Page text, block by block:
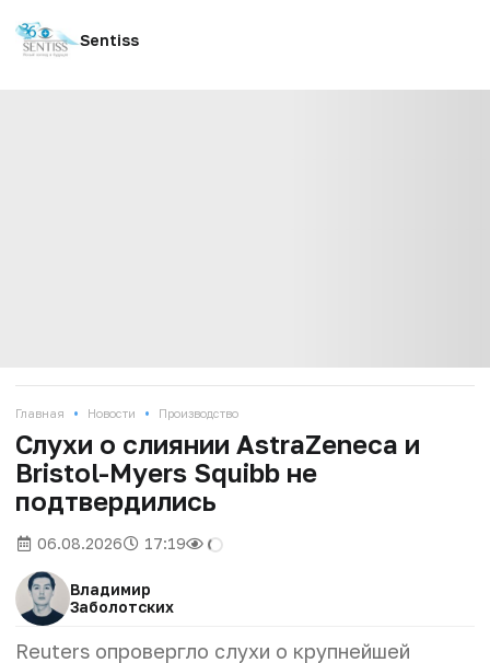
Sentiss
Главная • Новости • Производство
Слухи о слиянии AstraZeneca и
Bristol-Myers Squibb не
подтвердились
06.08.2026 17:19
Владимир
Заболотских
Reuters опровергло слухи о крупнейшей